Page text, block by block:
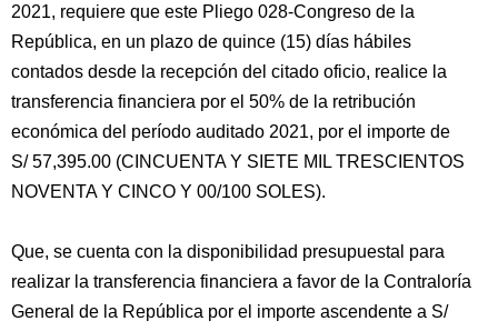
2021, requiere que este Pliego 028-Congreso de la
República, en un plazo de quince (15) días hábiles
contados desde la recepción del citado oficio, realice la
transferencia financiera por el 50% de la retribución
económica del período auditado 2021, por el importe de
S/ 57,395.00 (CINCUENTA Y SIETE MIL TRESCIENTOS
NOVENTA Y CINCO Y 00/100 SOLES).
Que, se cuenta con la disponibilidad presupuestal para
realizar la transferencia financiera a favor de la Contraloría
General de la República por el importe ascendente a S/